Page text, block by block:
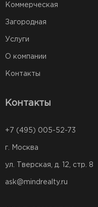
Коммерческая
Загородная
Услуги
О компании
Контакты
Контакты
+7 (495) 005-52-73
г. Москва
ул. Тверская, д. 12, стр. 8
ask@mindrealty.ru